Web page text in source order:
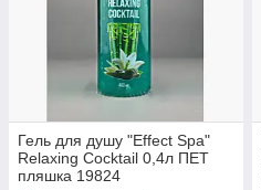
Гель для душу "Effect Spa"
Relaxing Cocktail 0,4л ПЕТ
пляшка 19824